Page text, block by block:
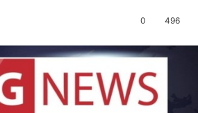
0 496